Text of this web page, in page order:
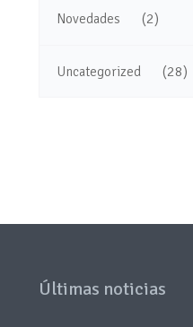
Novedades (2)
Uncategorized (28)
Últimas noticias